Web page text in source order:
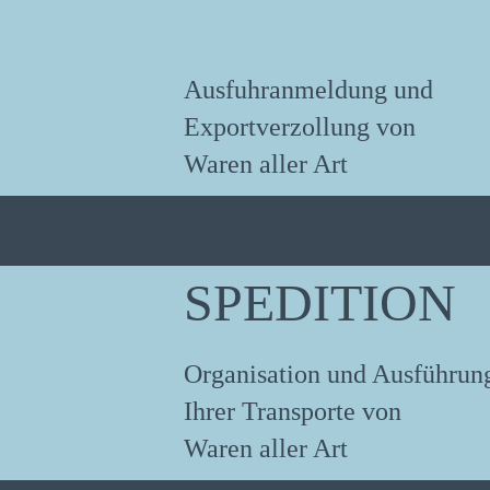
Ausfuhranmeldung und
Exportverzollung von
Waren aller Art
SPEDITION
Organisation und
Ihrer Transporte von
Waren aller Art